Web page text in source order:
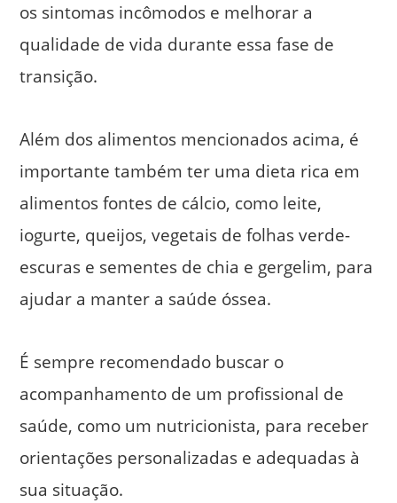
os sintomas incômodos e melhorar a
qualidade de vida durante essa fase de
transição.
Além dos alimentos mencionados acima, é
importante também ter uma dieta rica em
alimentos fontes de cálcio, como leite,
iogurte, queijos, vegetais de folhas verde-
escuras e sementes de chia e gergelim, para
ajudar a manter a saúde óssea.
É sempre recomendado buscar o
acompanhamento de um profissional de
saúde, como um nutricionista, para receber
orientações personalizadas e adequadas à
sua situação.